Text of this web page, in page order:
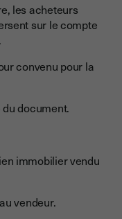
les acheteurs
sur le compte
convenu pour la
document.
immobilier vendu
vendeur.